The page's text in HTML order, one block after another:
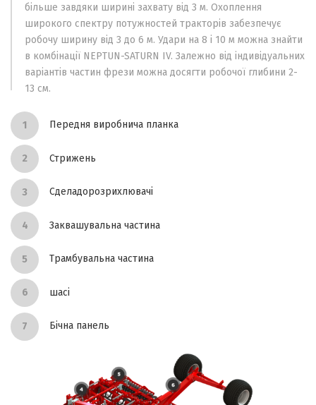
більше завдяки ширині захвату від 3 м. Охоплення
широкого спектру потужностей тракторів забезпечує
робочу ширину від 3 до 6 м. Удари на 8 і 10 м можна знайти
в комбінації NEPTUN-SATURN IV. Залежно від індивідуальних
варіантів частин фрези можна досягти робочої глибини 2-
13 см.
Передня виробнича планка
Стрижень
Сделадорозрихлювачі
Заквашувальна частина
Трамбувальна частина
шасі
Бічна панель